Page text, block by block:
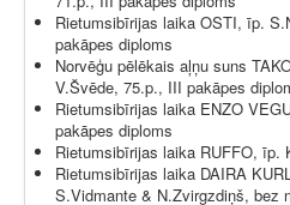
Rietumsibīrijas laika OSTI, īp.
pakāpes diploms
Norvēģu pēlēkais aļņu suns
V.Švēde, 75.p., III pakāpes
Rietumsibīrijas laika ENZO
pakāpes diploms
Rietumsibīrijas laika RUFFO, īp.
Rietumsibīrijas laika DAIRA
S.Vidmante & N.Zvirgzdiņš, bez